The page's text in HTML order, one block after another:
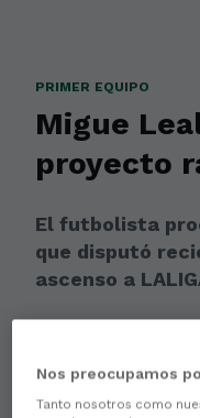
PRIMER EQUIPO
Migue
proyecto
El futbolista
que disputó
ascenso a
Nos preocupamos
Tanto nosotros como